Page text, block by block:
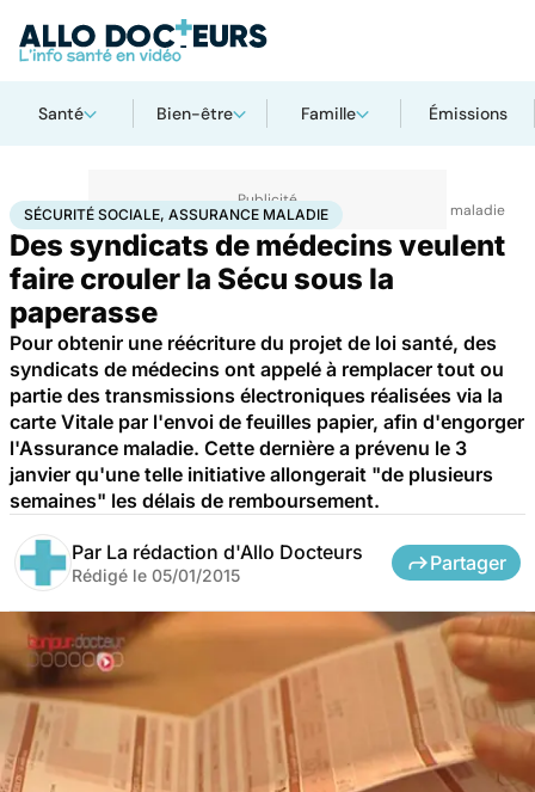
Santé Bien-être Famille Émissions
AccueilSantéSociété Santé publique Sécurité sociale, assurance maladie
SÉCURITÉ SOCIALE, ASSURANCE MALADIE
Des syndicats de médecins veulent
faire crouler la Sécu sous la
paperasse
Pour obtenir une réécriture du projet de loi santé, des
syndicats de médecins ont appelé à remplacer tout ou
partie des transmissions électroniques réalisées via la
carte Vitale par l'envoi de feuilles papier, afin d'engorger
l'Assurance maladie. Cette dernière a prévenu le 3
janvier qu'une telle initiative allongerait "de plusieurs
semaines" les délais de remboursement.
Par La rédaction d'Allo Docteurs
Rédigé le 05/01/2015
Partager